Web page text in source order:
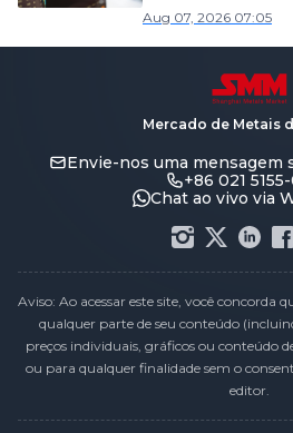
Aug 07, 2026 07:05
Mercado de Metais
Envie-nos uma mensagem
+86 021
Chat ao vivo via
Aviso: Ao acessar este site, você concorda
qualquer parte de seu conteúdo
preços individuais, gráficos ou conteúdo
ou para qualquer finalidade sem o
editor.